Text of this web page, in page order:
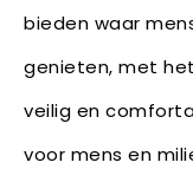
bieden waar
genieten, met
veilig en
voor mens en